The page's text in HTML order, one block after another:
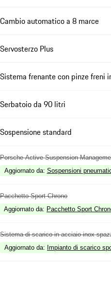
Cambio automatico a 8 marce
Servosterzo Plus
Sistema frenante con pinze freni
Serbatoio da 90 litri
Sospensione standard
Porsche Active Suspension
Aggiornato da: Sospensioni
Pacchetto Sport Chrono
Aggiornato da: Pacchetto Sport
Sistema di scarico in acciaio inox
Aggiornato da: Impianto di scarico